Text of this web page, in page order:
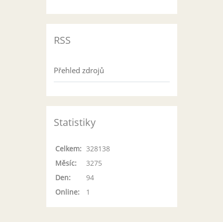
RSS
Přehled zdrojů
Statistiky
Online: 1
Celkem: 328138
Měsíc:
3275
Den:
94